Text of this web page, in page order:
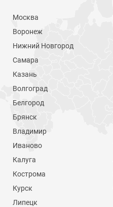
Москва
Воронеж
Нижний Новгород
Самара
Казань
Волгоград
Белгород
Брянск
Владимир
Иваново
Калуга
Кострома
Курск
Липецк